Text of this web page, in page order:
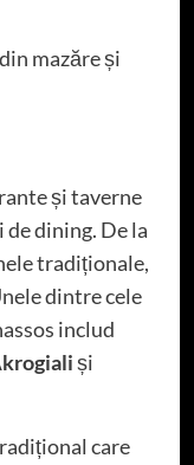
mazăre și
și taverne
de dining. De la
tradiționale,
dintre cele
includ
și
care